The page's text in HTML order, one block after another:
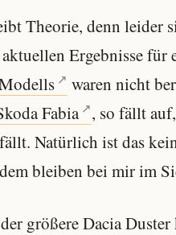
Theorie, denn leider
Ergebnisse für
waren nicht
Fabia
, so fällt
Natürlich ist das
bleiben bei mir im
größere Dacia